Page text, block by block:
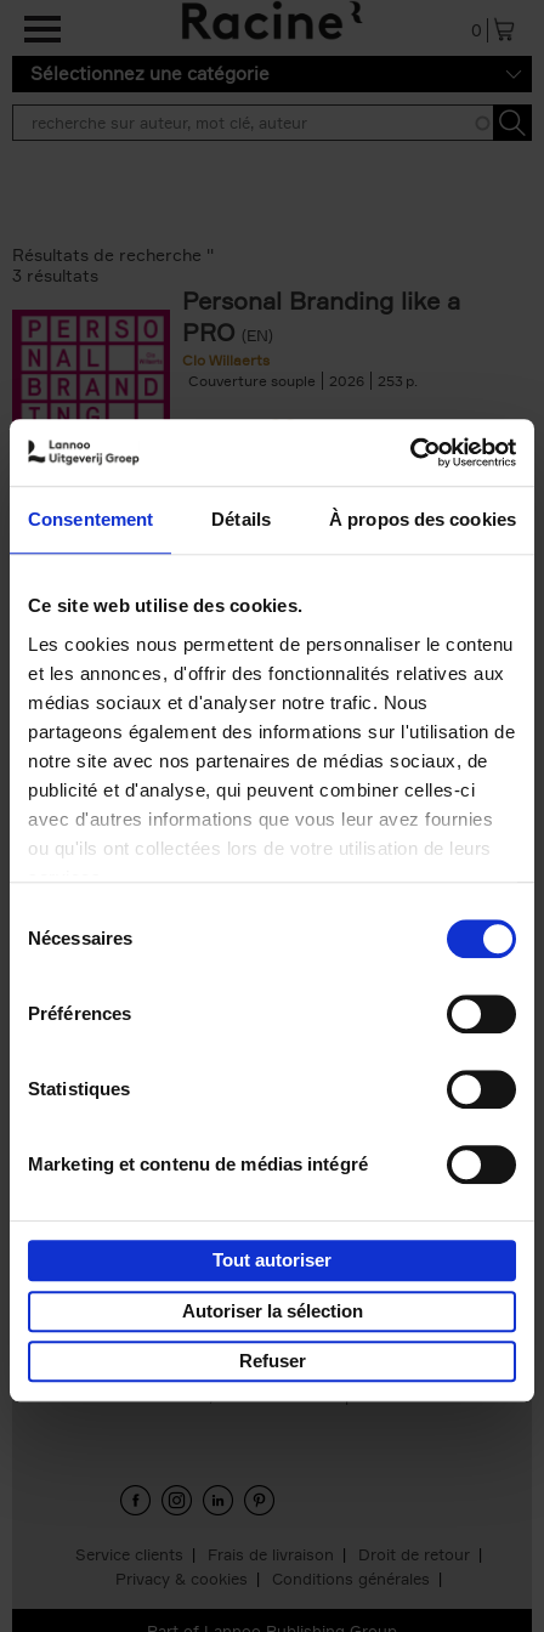
Consentement Détails À propos des cookies
Ce site web utilise des cookies.
Les cookies nous permettent de personnaliser le contenu
et les annonces, d'offrir des fonctionnalités relatives aux
médias sociaux et d'analyser notre trafic. Nous
partageons également des informations sur l'utilisation de
notre site avec nos partenaires de médias sociaux, de
publicité et d'analyse, qui peuvent combiner celles-ci
avec d'autres informations que vous leur avez fournies
ou qu'ils ont collectées lors de votre utilisation de leurs
Nécessaires
Préférences
Statistiques
Marketing et contenu de médias intégré
Tout autoriser
Autoriser la sélection
Refuser
Aller au contenu principal
0
Sélectionnez une catégorie
Résultats de recherche ''
3 résultats
Personal Branding like a
PRO (EN)
Clo Willaerts
Couverture souple
2026 253
€34,99
Digital marketing like a PRO -
completely revised edition
Clo Willaerts
Couverture souple
2022 226
€35,50
Content Marketing like a
Ajouter au panier
Service clients Frais de livraison
Droit de retour
Privacy & cookies
Conditions générales
Envie de bonnes idées de lecture, de